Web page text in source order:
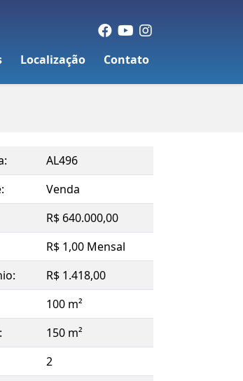
Localização Contato
AL496
Venda
R$ 640.000,00
R$ 1,00 Mensal
R$ 1.418,00
100 m²
150 m²
2